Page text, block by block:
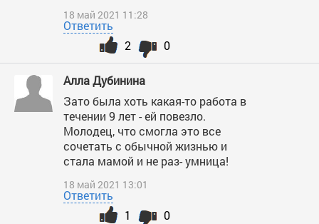
18 май 2021 11:28
Ответить
0
2
Алла Дубинина
Зато была хоть какая-то работа в
течении 9 лет - ей повезло.
Молодец, что смогла это все
сочетать с обычной жизнью и
стала мамой и не раз- умница!
18 май 2021 13:01
Ответить
0
1